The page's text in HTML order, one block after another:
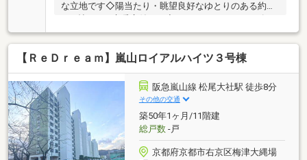
な立地です◇陽当たり・眺望良好なゆとりのある約
ンクローゼット、ウォークインクローゼットがあり収
納豊富◇ミストサウナと暖房乾燥機を搭載した、ひろ
びろ1822タイプの浴室◇玄関横に個別宅配ボックスを
搭載、専用トランクルーム2つ有◇大切なペットと一
緒にお住まい頂けます（飼育規約有り）【共用施設】
■フィットネスルーム■ゲストルーム■コミュニティサ
ロン■屋上テラス【アクセス】■京阪電鉄京阪線「清水
五条」駅徒歩5分■地下鉄烏丸線「五条」駅徒歩9分■阪
急電鉄京都線「京都河原町」駅徒歩10分
【ＲｅＤｒｅａｍ】嵐山ロイアルハイツ３号棟
阪急嵐山線 松尾大社駅 徒歩8分
その他の交通
築50年1ヶ月/11階建
総戸数-戸
京都府京都市右京区梅津大縄場